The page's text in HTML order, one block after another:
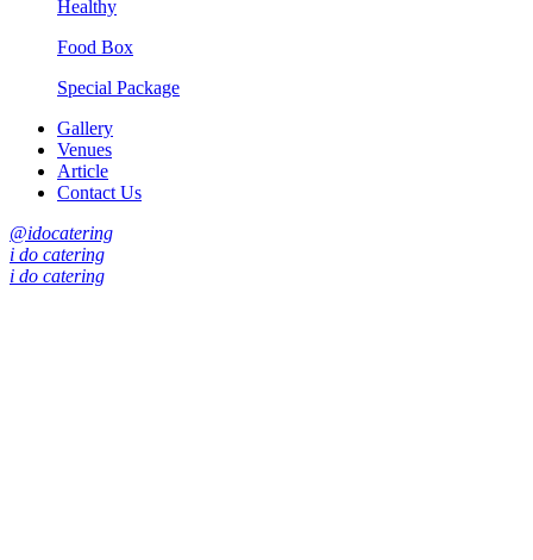
Healthy
Food Box
Special Package
Gallery
Venues
Article
Contact Us
@idocatering
i do catering
i do catering